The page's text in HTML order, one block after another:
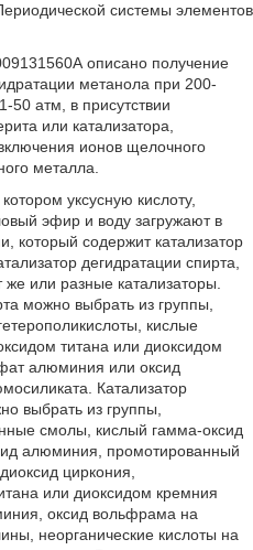
системы элементов
описано получение
метанола при 200-
50 атм, в присутствии
или катализатора,
ионов щелочного
металла.
уксусную кислоту,
эфир и воду загружают в
который содержит катализатор
дегидратации спирта,
же или разные катализаторы.
можно выбрать из группы,
кислые
титана или диоксидом
алюминия или оксид
Катализатор
выбрать из группы,
смолы, кислый гамма-оксид
алюминия, промотированный
циркония,
или диоксидом кремния
оксид вольфрама на
неорганические кислоты на